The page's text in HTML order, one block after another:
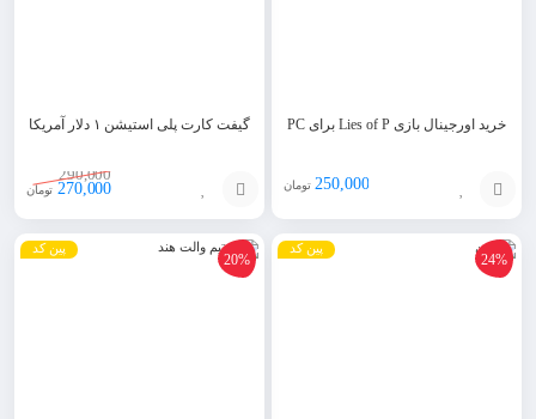
خرید اورجینال بازی Lies of P برای PC
250,000 تومان
گزینه
گیفت کارت پلی استیشن ۱ دلار آمریکا
290,000
270,000 تومان
به
پین کد
24%
پین کد
20%